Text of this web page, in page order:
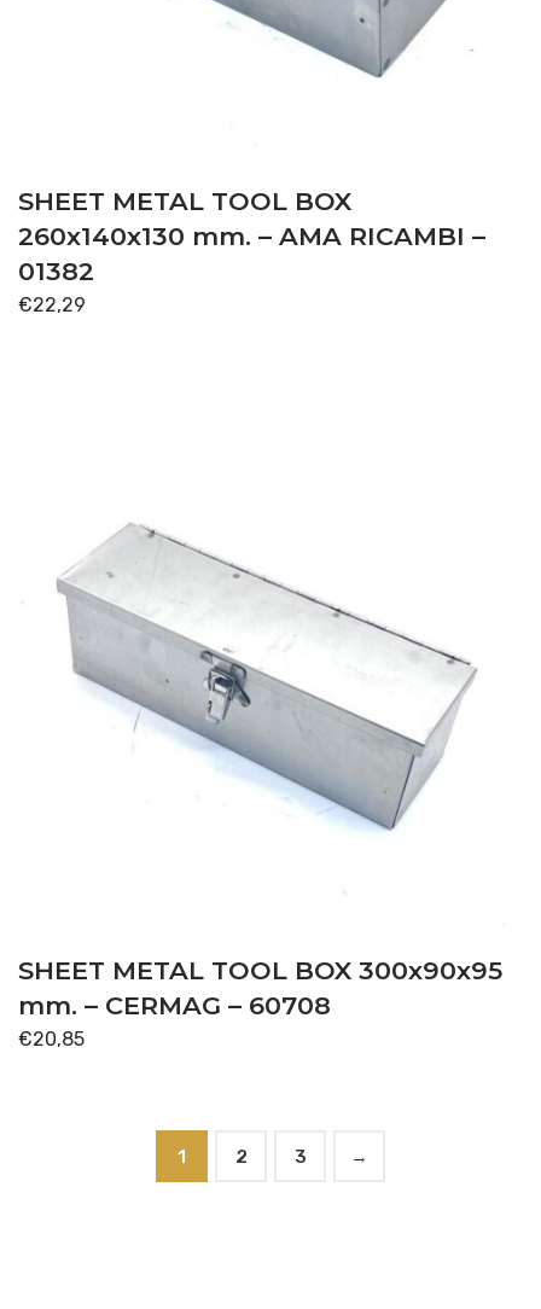
SHEET METAL TOOL BOX
260x140x130 mm. – AMA RICAMBI –
01382
€22,29
SHEET METAL TOOL BOX 300x90x95
mm. – CERMAG – 60708
€20,85
1 2 3 →